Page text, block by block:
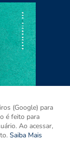
(Google) para
é feito para
Ao acessar,
Saiba Mais